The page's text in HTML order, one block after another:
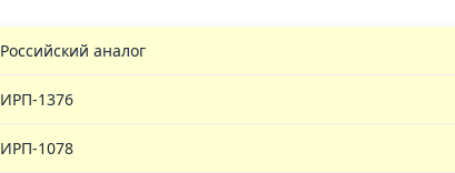
Российский аналог
ИРП-1376
ИРП-1078